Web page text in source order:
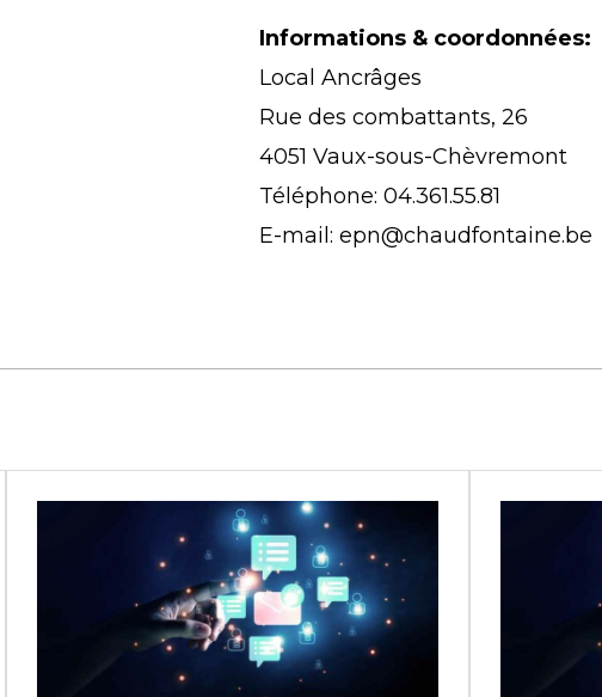
Informations & coordonnées:
Local Ancrâges
Rue des combattants, 26
4051 Vaux-sous-Chèvremont
Téléphone: 04.361.55.81
E-mail: epn@chaudfontaine.be